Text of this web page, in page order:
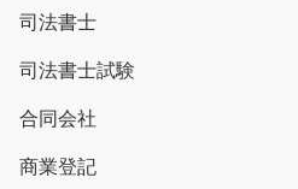
司法書士
司法書士試験
合同会社
商業登記